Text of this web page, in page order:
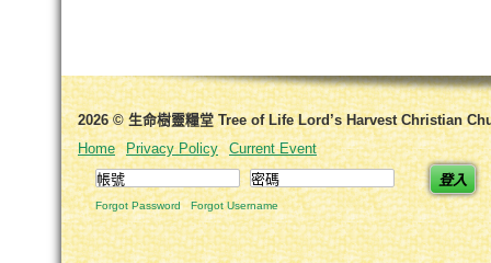
2026 © 生命樹靈糧堂 Tree of Life Lord’s Harvest Christian
Home
Privacy Policy
Current Event
登入
Forgot Password Forgot Username